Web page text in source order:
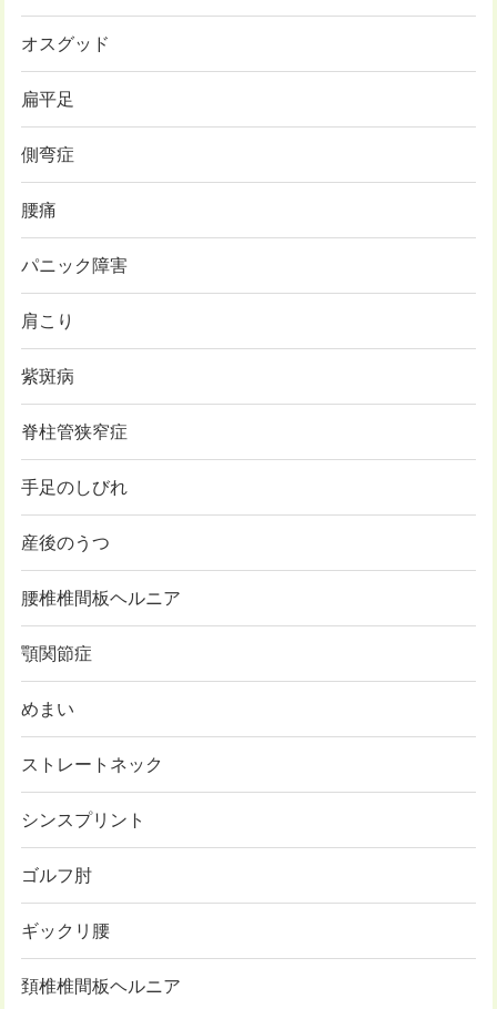
オスグッド
扁平足
側弯症
腰痛
パニック障害
肩こり
紫斑病
脊柱管狭窄症
手足のしびれ
産後のうつ
腰椎椎間板ヘルニア
顎関節症
めまい
ストレートネック
シンスプリント
ゴルフ肘
ギックリ腰
頚椎椎間板ヘルニア